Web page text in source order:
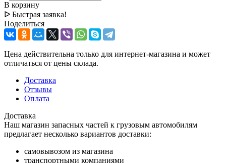
В корзину
ᐅ Быстрая заявка!
Поделиться
Цена действительна только для интернет-магазина и может
отличаться от цены склада.
Доставка
Отзывы
Оплата
Доставка
Наш магазин запасных частей к грузовым автомобилям
предлагает несколько вариантов доставки:
самовывозом из магазина
транспортными компаниями